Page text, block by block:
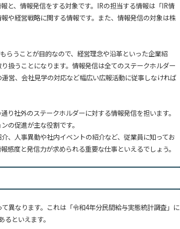
と、情報発信をする対象です。IRの担当する情報は「IR情
や経営戦略に関する情報です。また、情報発信の対象は株
らうことが目的なので、経営理念や沿革といった企業紹
扱うことになります。情報発信は全てのステークホルダー
営、会社見学の対応など幅広い広報活動に従事しなければ
り社外のステークホルダーに対する情報発信を担います。
の促進が主な役割です。
、人事異動や社内イベントの紹介など、従業員に知ってお
度と発信力が求められる重要な仕事といえるでしょう。
異なります。これは「令和4年分民間給与実態統計調査」に
といえます。